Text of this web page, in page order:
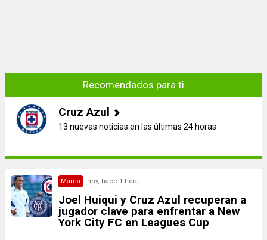
Recomendados para ti
Cruz Azul
13 nuevas noticias en las últimas 24 horas
Marca hoy, hace 1 hora
Joel Huiqui y Cruz Azul recuperan a
jugador clave para enfrentar a New
York City FC en Leagues Cup